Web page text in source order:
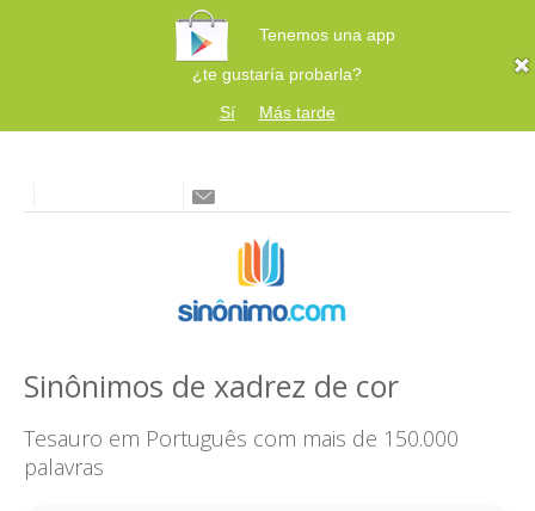
Tenemos una app
¿te gustaría probarla?
Sí
Más tarde
Sinônimos de xadrez de cor
Tesauro em Português com mais de 150.000
palavras